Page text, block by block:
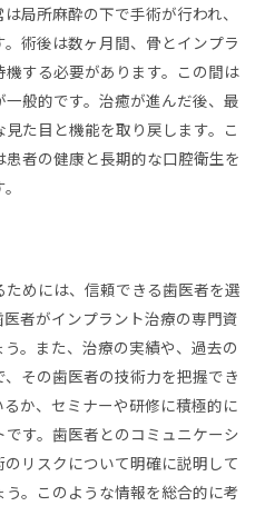
局所麻酔の下で手術が行われ、
術後は数ヶ月間、骨とインプラ
する必要があります。この間は
般的です。治癒が進んだ後、最
た目と機能を取り戻します。こ
者の健康と長期的な口腔衛生を
めには、信頼できる歯医者を選
者がインプラント治療の専門資
。また、治療の実績や、過去の
その歯医者の技術力を把握でき
か、セミナーや研修に積極的に
す。歯医者とのコミュニケーシ
リスクについて明確に説明して
。このような情報を総合的に考